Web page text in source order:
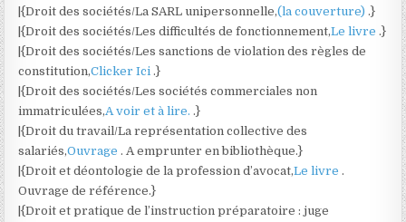
|{Droit des sociétés/La SARL unipersonnelle,(la couverture) .}
|{Droit des sociétés/Les difficultés de fonctionnement,Le livre .}
|{Droit des sociétés/Les sanctions de violation des règles de
constitution,Clicker Ici .}
|{Droit des sociétés/Les sociétés commerciales non
immatriculées,A voir et à lire. .}
|{Droit du travail/La représentation collective des
salariés,Ouvrage . A emprunter en bibliothèque.}
|{Droit et déontologie de la profession d’avocat,Le livre .
Ouvrage de référence.}
|{Droit et pratique de l’instruction préparatoire : juge